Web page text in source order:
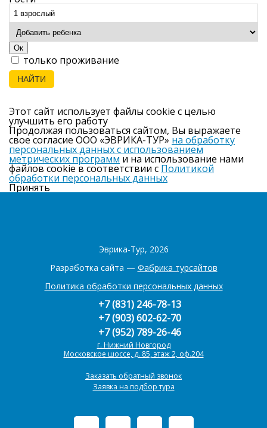
Ок
только проживание
НАЙТИ
Этот сайт использует файлы cookie с целью
улучшить его работу
Продолжая пользоваться сайтом, Вы выражаете
свое согласие ООО «ЭВРИКА-ТУР» на обработку
персональных данных с использованием
метрических программ и на использование нами
файлов cookie в соответствии с Политикой
обработки персональных данных
Принять
Эврика-Тур, 2026
Разработка сайта — Фабрика турсайтов
Политика обработки персональных данных
+7 (831) 246-78-13
+7 (903) 602-62-70
+7 (952) 789-26-46
г. Нижний Новгород
Московское шоссе, д. 85, этаж 2, оф.204
Заказать обратный звонок
Заявка на подбор тура